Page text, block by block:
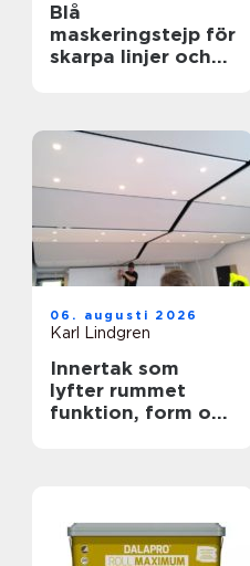
Blå
maskeringstejp för
skarpa linjer och
06. augusti 2026
Karl Lindgren
Innertak som
lyfter rummet
funktion, form och